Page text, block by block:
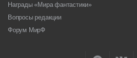
Награды «Мира фантастики»
Вопросы редакции
Форум МирФ